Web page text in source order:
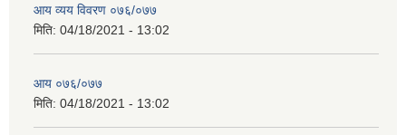
आय व्यय विवरण ०७६/०७७
मिति: 04/18/2021 - 13:02
आय ०७६/०७७
मिति: 04/18/2021 - 13:02